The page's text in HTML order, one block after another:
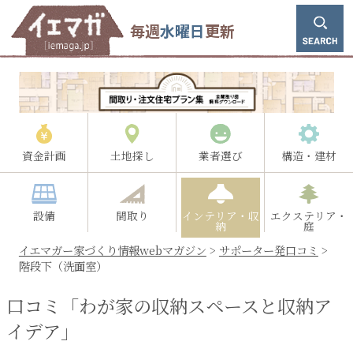
毎週水曜日更新
資金計画 土地探し 業者選び 構造・建材
設備 間取り インテリア・収
納
エクステリア・
庭
イエマガー家づくり情報webマガジン > サポーター発口コミ >
階段下（洗面室）
口コミ「わが家の収納スペースと収納ア
イデア」